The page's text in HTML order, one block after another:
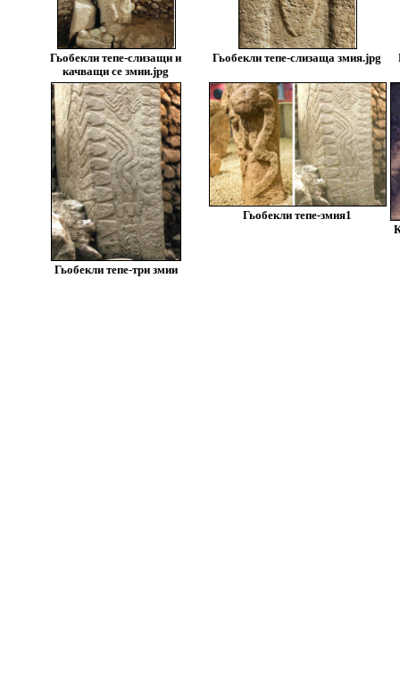
Гьобекли тепе-слизащи и
качващи се змии.jpg
Гьобекли тепе-слизаща змия.jpg
Гьобекли тепе-три змии
Гьобекли тепе-змия1